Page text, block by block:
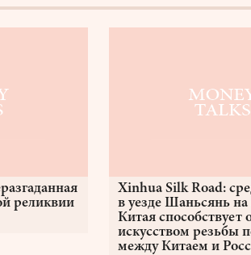
реликвии
Xinhua Silk Road:
в уезде Шаньсянь на
Китая способствует
искусством резьбы
между Китаем и